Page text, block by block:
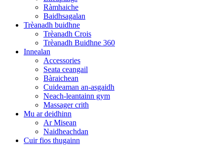
Ràmhaiche
Baidhsagalan
Trèanadh buidhne
Trèanadh Crois
Trèanadh Buidhne 360
Innealan
Accessories
Seata ceangail
Bàraichean
Cuideaman an-asgaidh
Neach-leantainn gym
Massager crith
Mu ar deidhinn
Ar Misean
Naidheachdan
Cuir fios thugainn